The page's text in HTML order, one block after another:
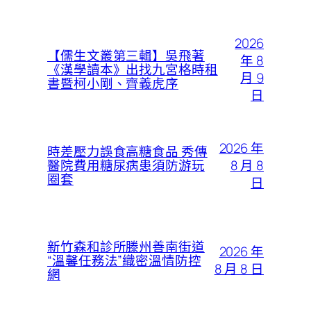
【儒生文叢第三輯】吳飛著
《漢學讀本》出找九宮格時租
書暨柯小剛、齊義虎序
2026
年 8
月 9
日
時差壓力誤食高糖食品 秀傳
醫院費用糖尿病患須防游玩
圈套
2026 年
8 月 8
日
新竹森和診所滕州善南街道
“溫馨任務法”織密溫情防控
網
2026 年
8 月 8 日